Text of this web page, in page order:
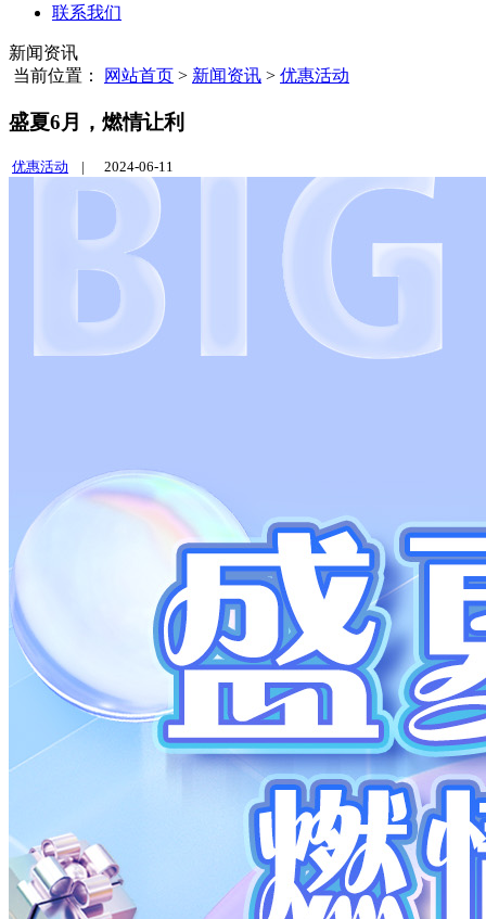
联系我们
新闻资讯
当前位置：
网站首页 > 新闻资讯 > 优惠活动
盛夏6月，燃情让利
优惠活动 | 2024-06-11